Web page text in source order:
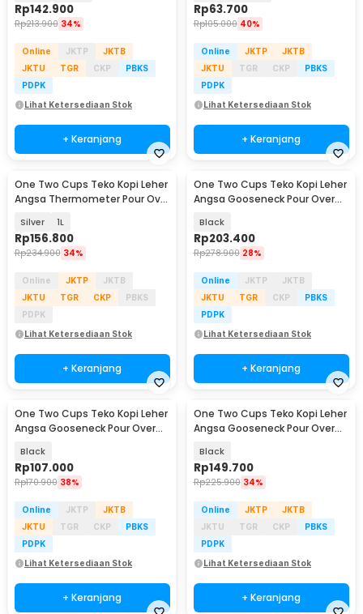
Rp142.900
Rp213.900 34%
Online JKTP
JKTB
JKTU
TGR CKP
PBKS
PDPK
Lihat Ketersediaan Stok
+ Keranjang
Rp63.700
Rp105.000 40%
Online JKTP
JKTB
JKTU
TGR CKP
PBKS
PDPK
Lihat Ketersediaan Stok
+ Keranjang
One Two Cups Teko Kopi Leher
Angsa Thermometer Pour Over
Silver 1L
Rp156.800
Rp234.900 34%
Online JKTP
JKTB
JKTU
TGR CKP
PBKS
PDPK
Lihat Ketersediaan Stok
+ Keranjang
One Two Cups Teko Kopi Leher
Angsa Gooseneck Pour Over
Black
Rp203.400
Rp278.900 28%
Online JKTP
JKTB
JKTU
TGR CKP
PBKS
PDPK
Lihat Ketersediaan Stok
+ Keranjang
One Two Cups Teko Kopi Leher
Angsa Gooseneck Pour Over
Black
Rp107.000
Rp170.900 38%
Online JKTP
JKTB
JKTU
TGR CKP
PBKS
PDPK
Lihat Ketersediaan Stok
+ Keranjang
One Two Cups Teko Kopi Leher
Angsa Gooseneck Pour Over
Black
Rp149.700
Rp225.900 34%
Online JKTP
JKTB
JKTU
TGR CKP
PBKS
PDPK
Lihat Ketersediaan Stok
+ Keranjang